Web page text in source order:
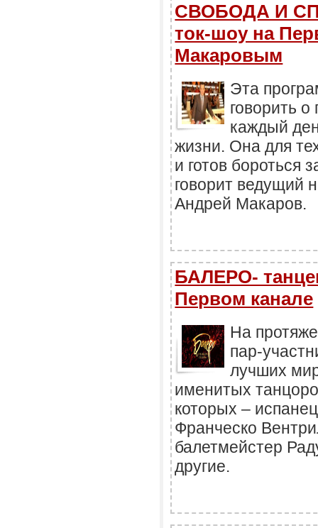
СВОБОДА И
ток-шоу на
Макаровым
Эта
говорить
каждый
жизни. Она для
и готов бороться
говорит ведущий
Андрей Макаров.
БАЛЕРО-
Первом канале
На
пар-
лучших
именитых
которых –
Франческо
балетмейстер
другие.